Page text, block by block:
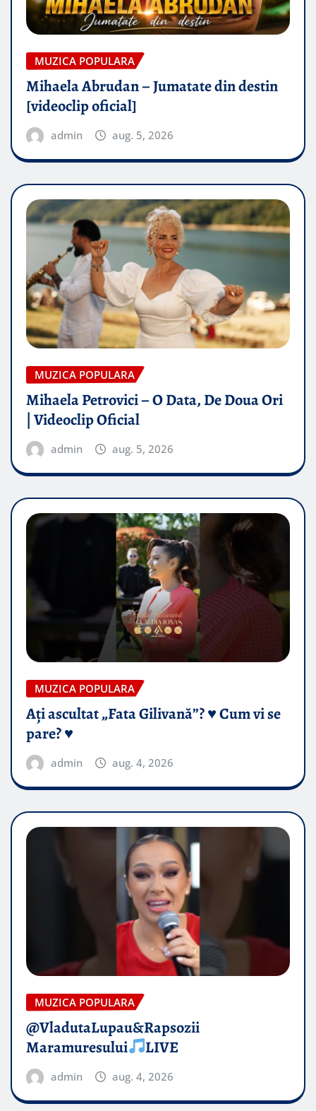
MUZICA POPULARA
Mihaela Abrudan – Jumatate din destin
[videoclip oficial]
admin aug. 5, 2026
MUZICA POPULARA
Mihaela Petrovici – O Data, De Doua Ori
| Videoclip Oficial
admin aug. 5, 2026
MUZICA POPULARA
Ați ascultat „Fata Gilivană”? ♥️ Cum vi se
pare? ♥️
admin aug. 4, 2026
MUZICA POPULARA
@VladutaLupau&Rapsozii
Maramuresului
LIVE
admin aug. 4, 2026